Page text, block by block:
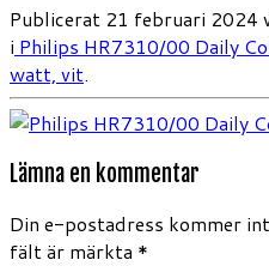
Publicerat 21 februari 2024
i Philips HR7310/00 Daily
watt, vit.
Lämna en kommentar
Din e-postadress kommer
fält är märkta *